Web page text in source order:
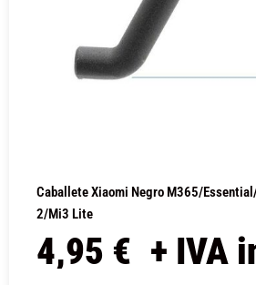
Caballete Xiaomi Negro M365/
2/Mi3 Lite
4,95 € + IVA